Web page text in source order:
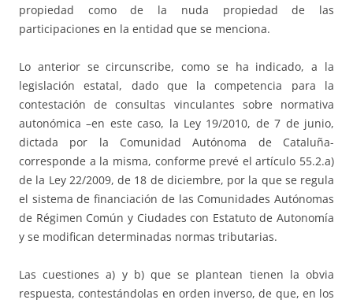
propiedad como de la nuda propiedad de las
participaciones en la entidad que se menciona.
Lo anterior se circunscribe, como se ha indicado, a la
legislación estatal, dado que la competencia para la
contestación de consultas vinculantes sobre normativa
autonómica –en este caso, la Ley 19/2010, de 7 de junio,
dictada por la Comunidad Autónoma de Cataluña-
corresponde a la misma, conforme prevé el artículo 55.2.a)
de la Ley 22/2009, de 18 de diciembre, por la que se regula
el sistema de financiación de las Comunidades Autónomas
de Régimen Común y Ciudades con Estatuto de Autonomía
y se modifican determinadas normas tributarias.
Las cuestiones a) y b) que se plantean tienen la obvia
respuesta, contestándolas en orden inverso, de que, en los